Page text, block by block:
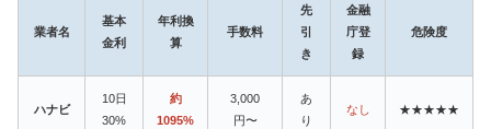
業者名
基本
金利
年利換
算
手数料
先
引
き
金融
庁登
録
危険度
ハナビ
10日
30%
約
1095%
3,000
円〜
あ
り
なし ★★★★★